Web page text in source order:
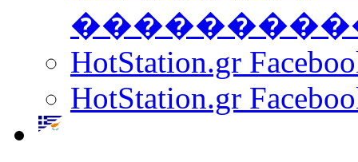
HotStation.gr
HotStation.gr